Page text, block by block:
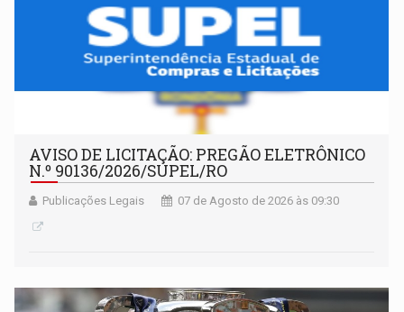
AVISO DE LICITAÇÃO: PREGÃO ELETRÔNICO
N.º 90136/2026/SUPEL/RO
Publicações Legais 07 de Agosto de 2026 às 09:30